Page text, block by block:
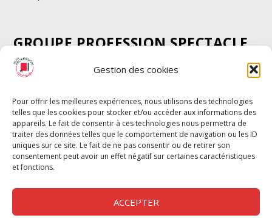
Gestion des cookies
Pour offrir les meilleures expériences, nous utilisons des technologies
telles que les cookies pour stocker et/ou accéder aux informations des
appareils. Le fait de consentir à ces technologies nous permettra de
traiter des données telles que le comportement de navigation ou les ID
uniques sur ce site. Le fait de ne pas consentir ou de retirer son
consentement peut avoir un effet négatif sur certaines caractéristiques
et fonctions.
ACCEPTER
GROUPE PROFESSION SPECTACLE
Chèque Intermittents
Chèque Compta
Chèque Emploi Spectacle
G-Pods
Profession Audio-visuel
Le Cahier Pro
Suivre Suivre